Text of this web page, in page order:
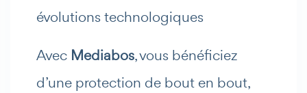
évolutions technologiques
Avec Mediabos, vous bénéficiez
d’une protection de bout en bout,